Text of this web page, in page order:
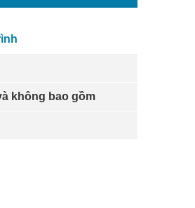
không bao gồm